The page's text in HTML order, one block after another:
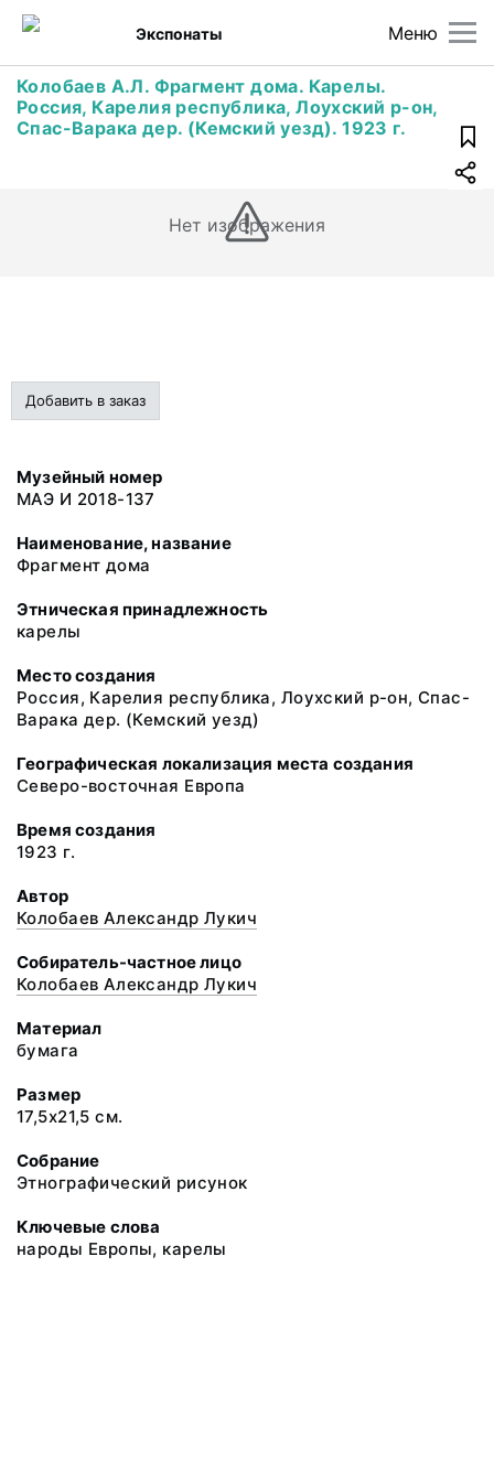
Меню
Экспонаты
Колобаев А.Л. Фрагмент дома. Карелы.
Россия, Карелия республика, Лоухский р-он,
Спас-Варака дер. (Кемский уезд). 1923 г.
Нет изображения
Добавить в заказ
Музейный номер
МАЭ И 2018-137
Наименование, название
Фрагмент дома
Этническая принадлежность
карелы
Место создания
Россия, Карелия республика, Лоухский р-он, Спас-
Варака дер. (Кемский уезд)
Географическая локализация места создания
Северо-восточная Европа
Время создания
1923 г.
Автор
Колобаев Александр Лукич
Собиратель-частное лицо
Колобаев Александр Лукич
Материал
бумага
Размер
17,5х21,5 см.
Собрание
Этнографический рисунок
Ключевые слова
народы Европы, карелы